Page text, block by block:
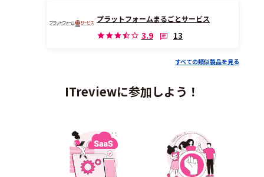
プラットフォームまるごとサービス
3.9 13
すべての類似製品を見る
ITreviewに参加しよう！